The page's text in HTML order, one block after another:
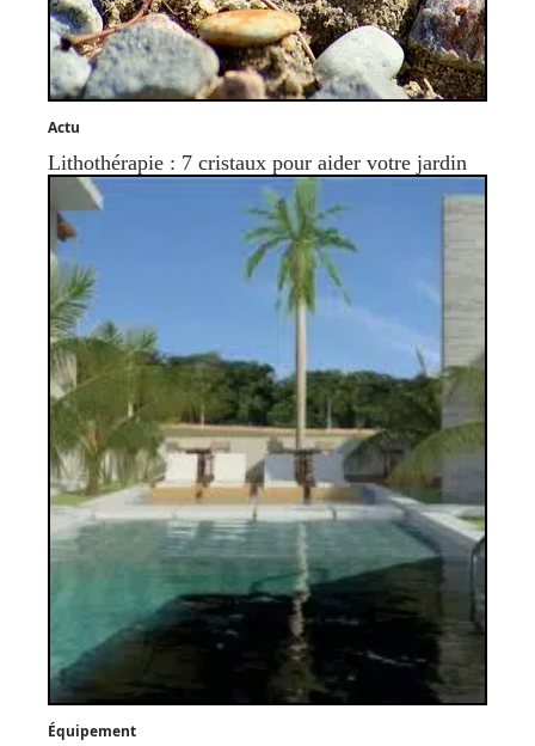
Actu
Lithothérapie : 7 cristaux pour aider votre jardin
Équipement